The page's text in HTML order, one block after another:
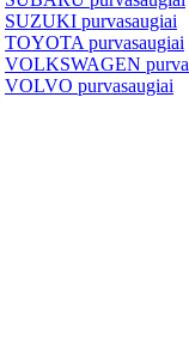
SUZUKI purvasaugiai
TOYOTA purvasaugiai
VOLKSWAGEN
VOLVO purvasaugiai